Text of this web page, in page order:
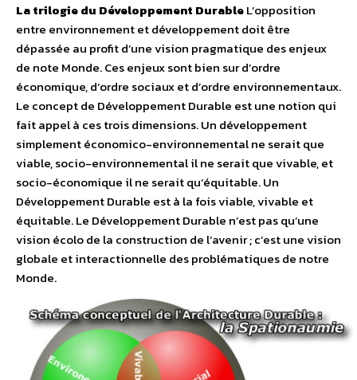
La trilogie du Développement DurableL’opposition
entre environnement et développement doit être
dépassée au profit d’une vision pragmatique des enjeux
de note Monde. Ces enjeux sont bien sur d’ordre
économique, d’ordre sociaux et d’ordre environnementaux.
Le concept de Développement Durable est une notion qui
fait appel à ces trois dimensions. Un développement
simplement économico-environnemental ne serait que
viable, socio-environnemental il ne serait que vivable, et
socio-économique il ne serait qu’équitable. Un
Développement Durable est à la fois viable, vivable et
équitable. Le Développement Durable n’est pas qu’une
vision écolo de la construction de l’avenir ; c’est une vision
globale et interactionnelle des problématiques de notre
Monde.